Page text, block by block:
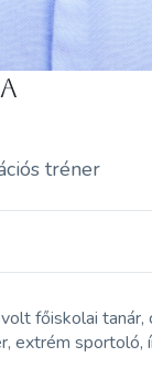
tréner
főiskolai tanár,
extrém sportoló,